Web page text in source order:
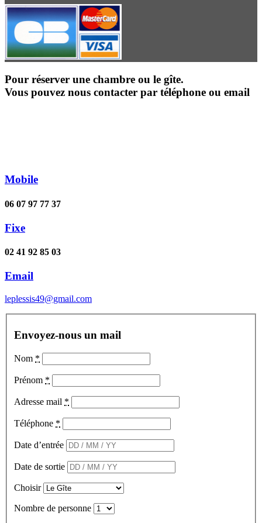
Pour réserver une chambre ou le gîte.
Vous pouvez nous contacter par téléphone ou email
Mobile
06 07 97 77 37
Fixe
02 41 92 85 03
Email
leplessis49@gmail.com
Envoyez-nous un mail
Nom *
Prénom *
Adresse mail *
Téléphone *
Date d’entrée
Date de sortie
Choisir
Nombre de personne